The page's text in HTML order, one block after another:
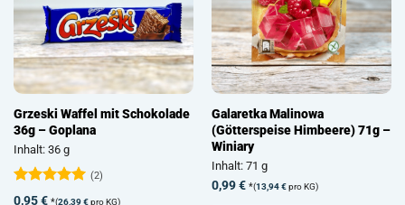
Grzeski Waffel mit Schokolade
36g – Goplana
Inhalt: 36 g
Bewertet
(2)
0,95€ *(26,39€pro KG)
Galaretka Malinowa
(Götterspeise Himbeere) 71g –
Winiary
Inhalt: 71 g
0,99€ *(13,94€pro KG)